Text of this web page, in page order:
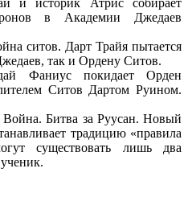
в Академии Джедаев
ситов. Дарт Трайя пытается
так и Ордену Ситов.
Фаниус покидает Орден
Ситов Дартом Руином.
Битва за Руусан. Новый
традицию «правила
существовать лишь два